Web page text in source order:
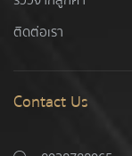
ติดต่อเรา
Contact Us